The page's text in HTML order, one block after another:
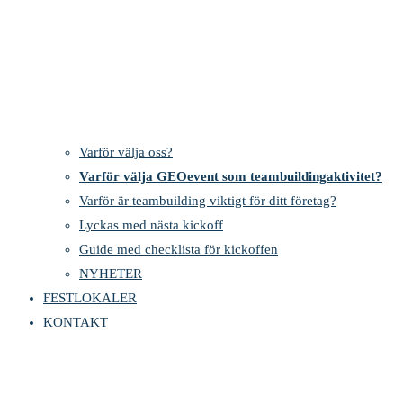
Varför välja oss?
Varför välja GEOevent som teambuildingaktivitet?
Varför är teambuilding viktigt för ditt företag?
Lyckas med nästa kickoff
Guide med checklista för kickoffen
NYHETER
FESTLOKALER
KONTAKT